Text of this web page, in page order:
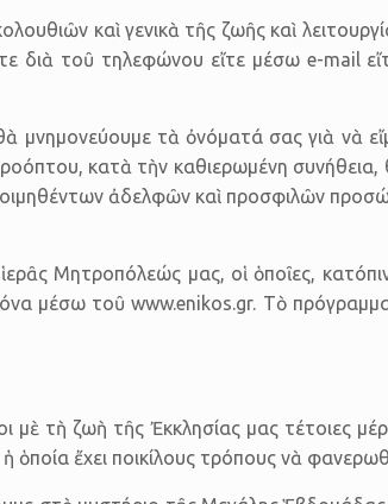
καὶ γενικὰ τῆς ζωῆς καὶ
διὰ τοῦ τηλεφώνου εἴτε μέσω e-mail
μνημονεύουμε τὰ ὀνόματά σας γιὰ νὰ
κατὰ τὴν καθιερωμένη συνήθεια,
ἀδελφῶν καὶ προσ­φιλῶν
Μητροπόλεώς μας, οἱ ὁποῖες,
μέσω τοῦ www.enikos.gr. Τὸ
τὴ ζωὴ τῆς Ἐκκλησίας μας τέτοιες
ὁποία ἔχει ποικίλους τρόπους νὰ